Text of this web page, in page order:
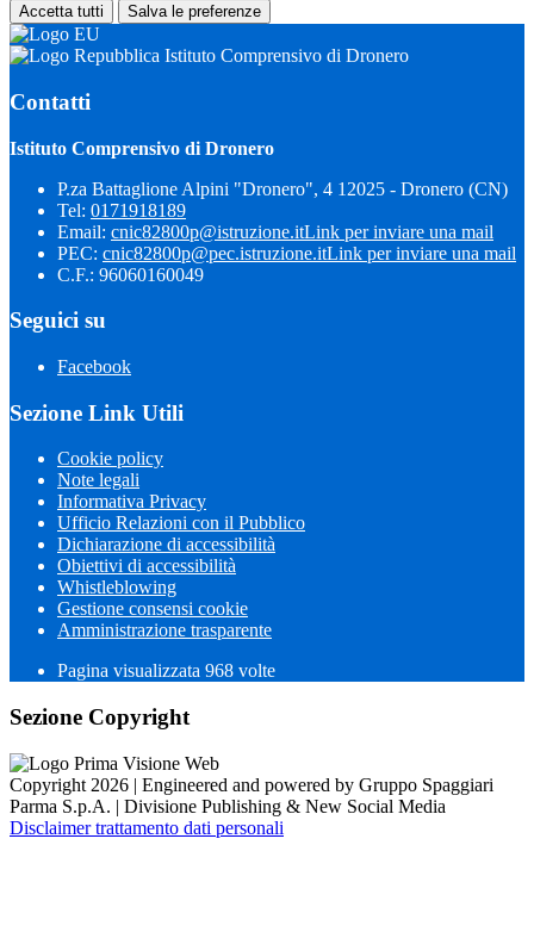
Accetta tutti Salva le preferenze
Istituto Comprensivo di Dronero
Contatti
Istituto Comprensivo di Dronero
P.za Battaglione Alpini "Dronero", 4 12025 - Dronero (CN)
Tel: 0171918189
Email: cnic82800p@istruzione.itLink per inviare una mail
PEC: cnic82800p@pec.istruzione.itLink per inviare una mail
C.F.: 96060160049
Seguici su
Facebook
Sezione Link Utili
Cookie policy
Note legali
Informativa Privacy
Ufficio Relazioni con il Pubblico
Dichiarazione di accessibilità
Obiettivi di accessibilità
Whistleblowing
Gestione consensi cookie
Amministrazione trasparente
Pagina visualizzata 968 volte
Sezione Copyright
Copyright 2026 | Engineered and powered by Gruppo Spaggiari
Parma S.p.A. | Divisione Publishing & New Social Media
Disclaimer trattamento dati personali